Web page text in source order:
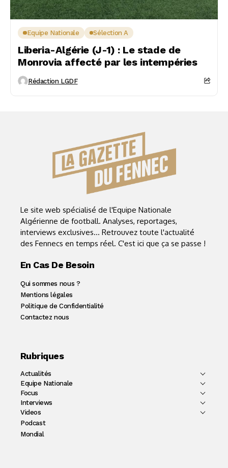
Equipe Nationale Sélection A
Liberia-Algérie (J-1) : Le stade de
Monrovia affecté par les intempéries
Rédaction LGDF
Le site web spécialisé de l'Equipe Nationale
Algérienne de football. Analyses, reportages,
interviews exclusives... Retrouvez toute l'actualité
des Fennecs en temps réel. C'est ici que ça se passe !
En Cas De Besoin
Qui sommes nous ?
Mentions légales
Politique de Confidentialité
Contactez nous
Rubriques
Actualités
Equipe Nationale
Focus
Interviews
Videos
Podcast
Mondial